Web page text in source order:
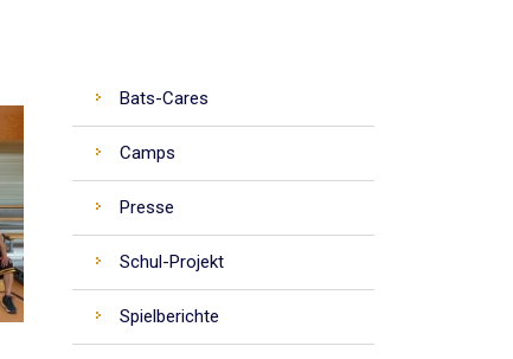
Bats-Cares
Camps
Presse
Schul-Projekt
Spielberichte